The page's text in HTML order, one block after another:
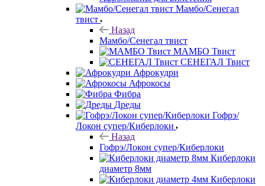
Мамбо/Сенегал
твист
Назад
Мамбо/Сенегал твист
МАМБО Твист
СЕНЕГАЛ Твист
Афрокудри
Афрокосы
Фибра
Дреды
Гофрэ/
Локон супер/Киберлоки
Назад
Гофрэ/Локон супер/Киберлоки
Киберлоки
диаметр 8мм
Киберлоки